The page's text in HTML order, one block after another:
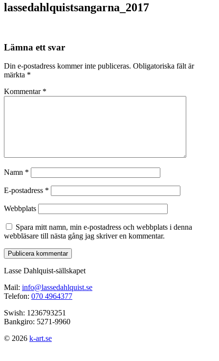
lassedahlquistsangarna_2017
Lämna ett svar
Din e-postadress kommer inte publiceras. Obligatoriska fält är
märkta *
Kommentar *
Namn *
E-postadress *
Webbplats
Spara mitt namn, min e-postadress och webbplats i denna
webbläsare till nästa gång jag skriver en kommentar.
Lasse Dahlquist-sällskapet
Mail: info@lassedahlquist.se
Telefon: 070 4964377
Swish: 1236793251
Bankgiro: 5271-9960
© 2026 k-art.se